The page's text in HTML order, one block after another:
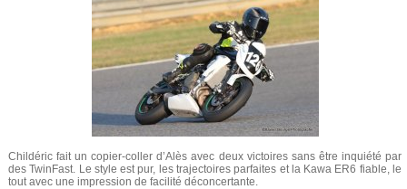
Childéric fait un copier-coller d’Alès avec deux victoires sans être inquiété par
des TwinFast. Le style est pur, les trajectoires parfaites et la Kawa ER6 fiable, le
tout avec une impression de facilité déconcertante.